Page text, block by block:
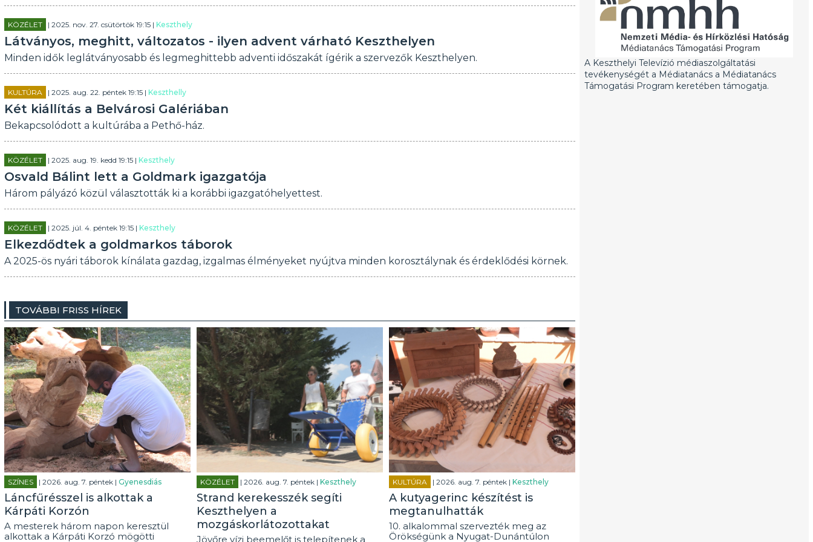
KÖZÉLET | 2025. nov. 27. csütörtök 19:15 | Keszthely
Látványos, meghitt, változatos - ilyen advent várható Keszthelyen
Minden idők leglátványosabb és legmeghittebb adventi időszakát ígérik a szervezők Keszthelyen.
KULTÚRA | 2025. aug. 22. péntek 19:15 | Keszthelly
Két kiállítás a Belvárosi Galériában
Bekapcsolódott a kultúrába a Pethő-ház.
KÖZÉLET | 2025. aug. 19. kedd 19:15 | Keszthely
Osvald Bálint lett a Goldmark igazgatója
Három pályázó közül választották ki a korábbi igazgatóhelyettest.
KÖZÉLET | 2025. júl. 4. péntek 19:15 | Keszthely
Elkezdődtek a goldmarkos táborok
A 2025-ös nyári táborok kínálata gazdag, izgalmas élményeket nyújtva minden korosztálynak és érdeklődési körnek.
TOVÁBBI FRISS HÍREK
SZÍNES | 2026. aug. 7. péntek | Gyenesdiás
Láncfűrésszel is alkottak a
Kárpáti Korzón
A mesterek három napon keresztül
alkottak a Kárpáti Korzó mögötti
KÖZÉLET | 2026. aug. 7. péntek | Keszthely
Strand kerekesszék segíti
Keszthelyen a
mozgáskorlátozottakat
Jövőre vízi beemelőt is telepítenek a
KULTÚRA | 2026. aug. 7. péntek | Keszthely
A kutyagerinc készítést is
megtanulhatták
10. alkalommal szervezték meg az
Örökségünk a Nyugat-Dunántúlon
A Keszthelyi Televízió médiaszolgáltatási
tevékenységét a Médiatanács a Médiatanács
Támogatási Program keretében támogatja.